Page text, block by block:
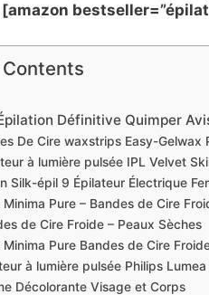
Définitive Quimper
De Cire waxstrips Easy-Gelwax
à lumière pulsée IPL Velvet
Silk-épil 9 Épilateur Électrique
Minima Pure – Bandes de Cire
de Cire Froide – Peaux Sèches
Minima Pure Bandes de Cire
à lumière pulsée Philips
Décolorante Visage et Corps